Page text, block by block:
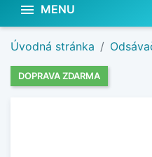
 MENU
Úvodná stránka
DOPRAVA ZDARMA